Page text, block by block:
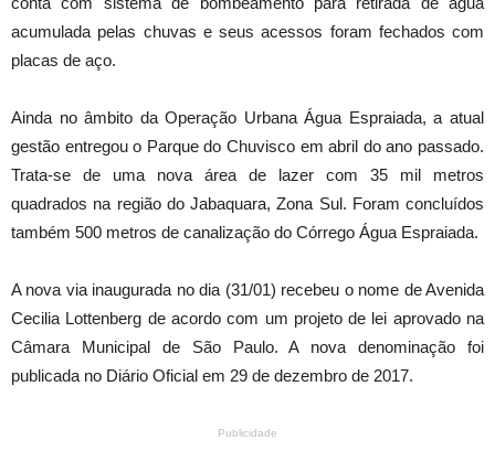
acumulada pelas chuvas e seus acessos foram fechados com
placas de aço.
Ainda no âmbito da Operação Urbana Água Espraiada, a atual
gestão entregou o Parque do Chuvisco em abril do ano passado.
Trata-se de uma nova área de lazer com 35 mil metros
quadrados na região do Jabaquara, Zona Sul. Foram concluídos
também 500 metros de canalização do Córrego Água Espraiada.
A nova via inaugurada no dia (31/01) recebeu o nome de Avenida
Cecilia Lottenberg de acordo com um projeto de lei aprovado na
Câmara Municipal de São Paulo. A nova denominação foi
publicada no Diário Oficial em 29 de dezembro de 2017.
Publicidade